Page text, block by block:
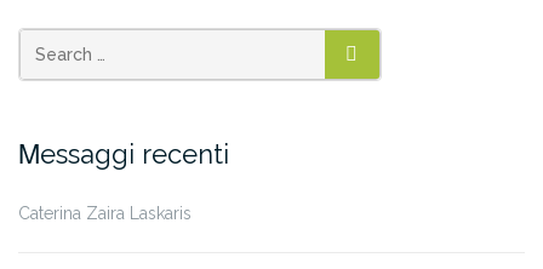
SEARCH
Μessaggi recenti
Caterina Zaira Laskaris